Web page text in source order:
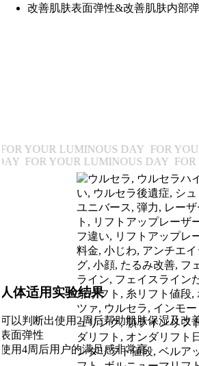
改善肌肤表面弹性&改善肌肤内部
YOUR LUMINOUS DAY FOR
FOR YOUR LUMINOUS DAY FOR
人体适用实验结果
可以判断出使用2周后帮助肌肤保湿及改
表面弹性
使用4周后用户的满足感非常高